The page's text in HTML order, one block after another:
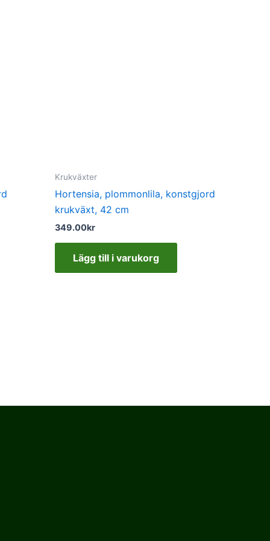
Krukväxter
Hortensia, plommonlila, konstgjord
krukväxt, 42 cm
349.00kr
Lägg till i varukorg